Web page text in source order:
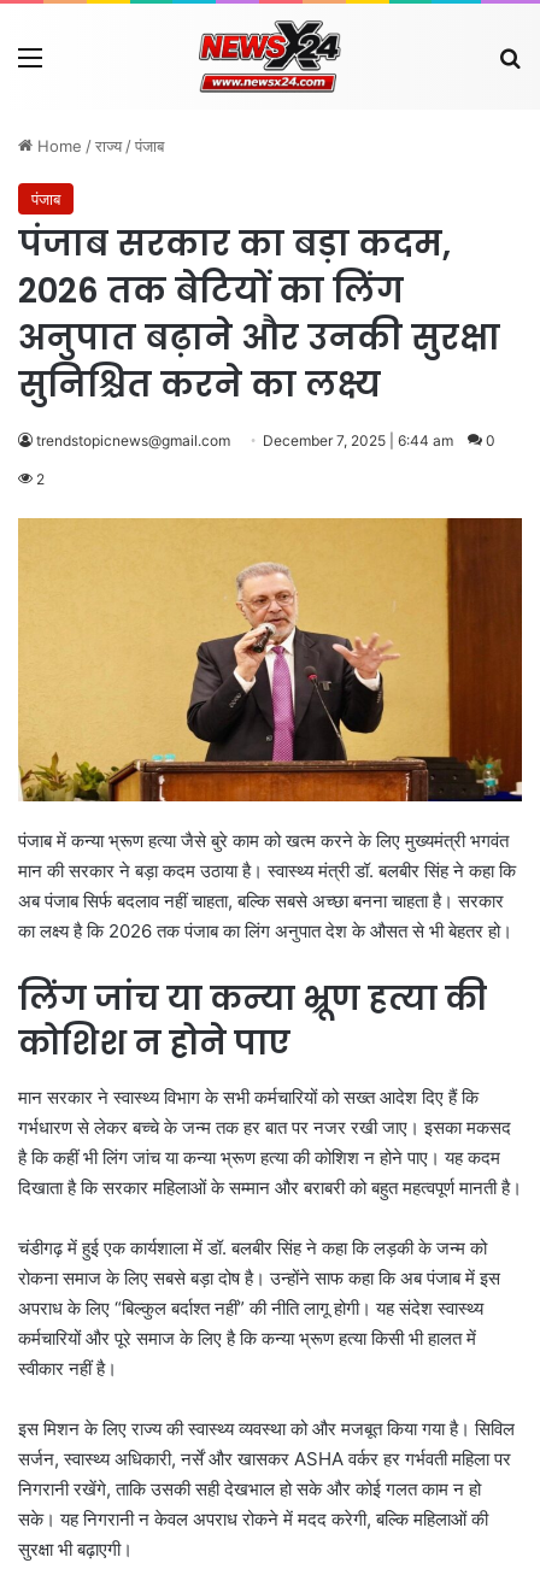
Menu
Home /राज्य /पंजाब
पंजाब
पंजाब सरकार का बड़ा कदम,
2026 तक बेटियों का लिंग
अनुपात बढ़ाने और उनकी सुरक्षा
सुनिश्चित करने का लक्ष्य
trendstopicnews@gmail.com December 7, 2025 | 6:44 am 0
2
पंजाब में कन्या भ्रूण हत्या जैसे बुरे काम को खत्म करने के लिए मुख्यमंत्री भगवंत
मान की सरकार ने बड़ा कदम उठाया है। स्वास्थ्य मंत्री डॉ. बलबीर सिंह ने कहा कि
अब पंजाब सिर्फ बदलाव नहीं चाहता, बल्कि सबसे अच्छा बनना चाहता है। सरकार
का लक्ष्य है कि 2026 तक पंजाब का लिंग अनुपात देश के औसत से भी बेहतर हो।
लिंग जांच या कन्या भ्रूण हत्या की
कोशिश न होने पाए
मान सरकार ने स्वास्थ्य विभाग के सभी कर्मचारियों को सख्त आदेश दिए हैं कि
गर्भधारण से लेकर बच्चे के जन्म तक हर बात पर नजर रखी जाए। इसका मकसद
है कि कहीं भी लिंग जांच या कन्या भ्रूण हत्या की कोशिश न होने पाए। यह कदम
दिखाता है कि सरकार महिलाओं के सम्मान और बराबरी को बहुत महत्वपूर्ण मानती है।
चंडीगढ़ में हुई एक कार्यशाला में डॉ. बलबीर सिंह ने कहा कि लड़की के जन्म को
रोकना समाज के लिए सबसे बड़ा दोष है। उन्होंने साफ कहा कि अब पंजाब में इस
अपराध के लिए “बिल्कुल बर्दाश्त नहीं” की नीति लागू होगी। यह संदेश स्वास्थ्य
कर्मचारियों और पूरे समाज के लिए है कि कन्या भ्रूण हत्या किसी भी हालत में
स्वीकार नहीं है।
इस मिशन के लिए राज्य की स्वास्थ्य व्यवस्था को और मजबूत किया गया है। सिविल
सर्जन, स्वास्थ्य अधिकारी, नर्सें और खासकर ASHA वर्कर हर गर्भवती महिला पर
निगरानी रखेंगे, ताकि उसकी सही देखभाल हो सके और कोई गलत काम न हो
सके। यह निगरानी न केवल अपराध रोकने में मदद करेगी, बल्कि महिलाओं की
सुरक्षा भी बढ़ाएगी।